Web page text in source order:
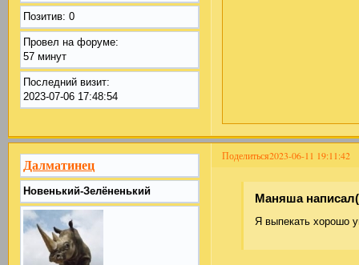
Позитив: 0
Провел на форуме:
57 минут
Последний визит:
2023-07-06 17:48:54
Поделиться2023-06-11 19:11:42
Далматинец
Новенький-Зелёненький
Маняша
Я выпекать хорошо